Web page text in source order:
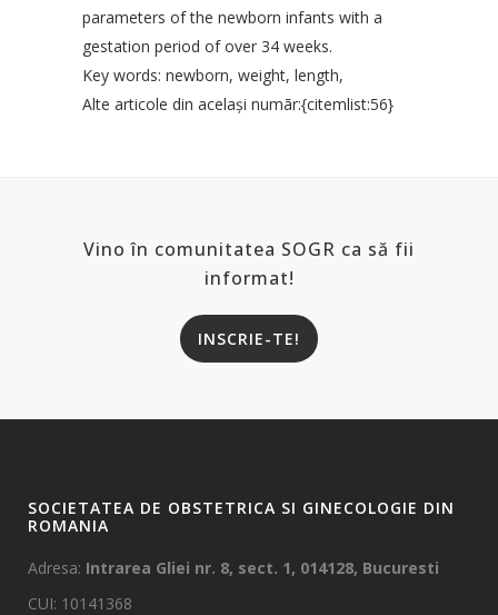
parameters of the newborn infants with a
gestation period of over 34 weeks.
Key words: newborn, weight, length,
Alte articole din acelaşi numãr:{citemlist:56}
Vino în comunitatea SOGR ca să fii
informat!
INSCRIE-TE!
SOCIETATEA DE OBSTETRICA SI GINECOLOGIE DIN
ROMANIA
Adresa: Intrarea Gliei nr. 8, sect. 1, 014128, Bucuresti
CUI: 10141368